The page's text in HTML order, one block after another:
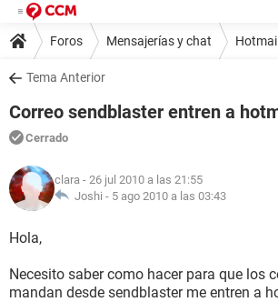
Foros Mensajerías y chat
Tema Anterior
Correo sendblaster entren a
Cerrado
clara - 26 jul 2010 a las 21:55
Joshi - 5 ago 2010 a las 03:43
Hola,
Necesito saber como hacer para que los
mandan desde sendblaster me entren a